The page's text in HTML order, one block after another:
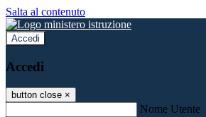
Salta al contenuto
Accedi
Accedi
button close ×
Nome Utente